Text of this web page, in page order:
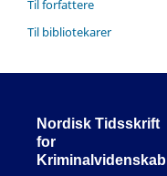
Til forfattere
Til bibliotekarer
Nordisk Tidsskrift
for
Kriminalvidenskab